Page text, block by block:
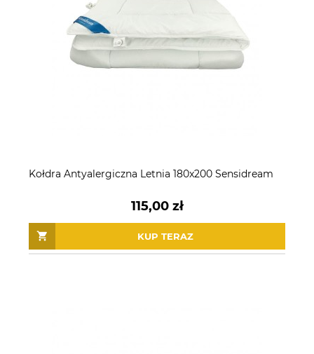
Kołdra Antyalergiczna Letnia 180x200 Sensidream
115,00 zł
KUP TERAZ